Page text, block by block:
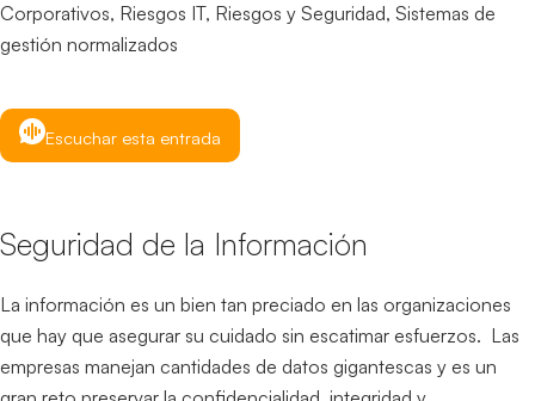
Corporativos, Riesgos IT, Riesgos y Seguridad, Sistemas de
gestión normalizados
Escuchar esta entrada
Seguridad de la Información
La información es un bien tan preciado en las organizaciones
que hay que asegurar su cuidado sin escatimar esfuerzos. Las
empresas manejan cantidades de datos gigantescas y es un